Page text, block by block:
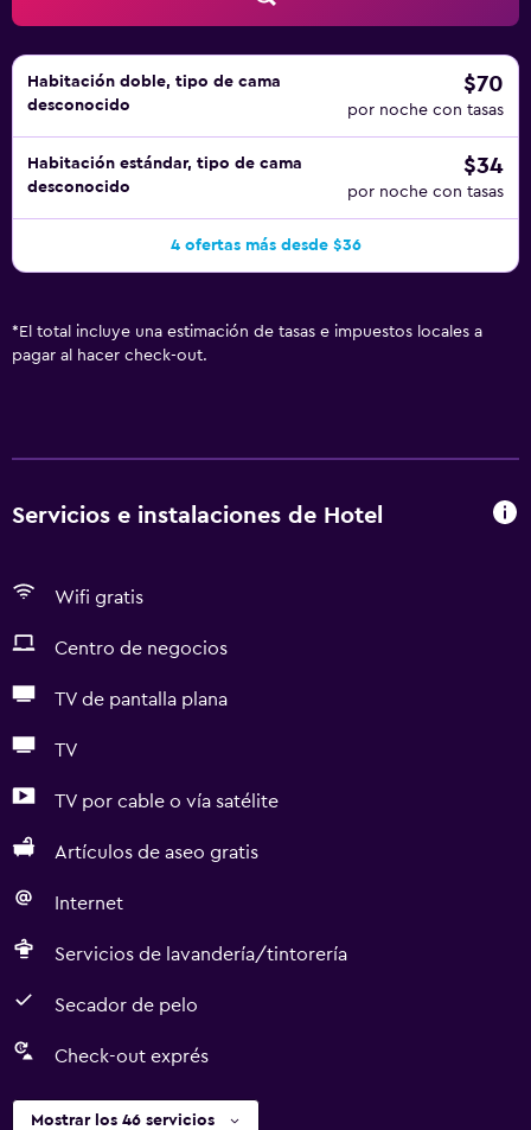
Habitación doble, tipo de cama
desconocido
$70
por noche con tasas
Habitación estándar, tipo de cama
desconocido
$34
por noche con tasas
4 ofertas más desde $36
* El total incluye una estimación de tasas e impuestos locales a
pagar al hacer check-out.
Servicios e instalaciones de Hotel
Wifi gratis
Centro de negocios
TV de pantalla plana
TV
TV por cable o vía satélite
Artículos de aseo gratis
Internet
Servicios de lavandería/tintorería
Secador de pelo
Check-out exprés
Mostrar los 46 servicios